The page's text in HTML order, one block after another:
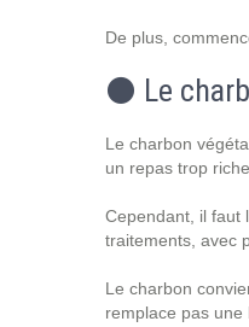
De plus,
⚫ Le
Le charbon
un repas trop
Cependant, il faut
traitements, avec
Le charbon
remplace pas une